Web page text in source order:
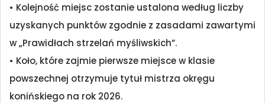
• Kolejność miejsc zostanie ustalona według liczby
uzyskanych punktów zgodnie z zasadami zawartymi
w „Prawidłach strzelań myśliwskich”.
• Koło, które zajmie pierwsze miejsce w klasie
powszechnej otrzymuje tytuł mistrza okręgu
konińskiego na rok 2026.